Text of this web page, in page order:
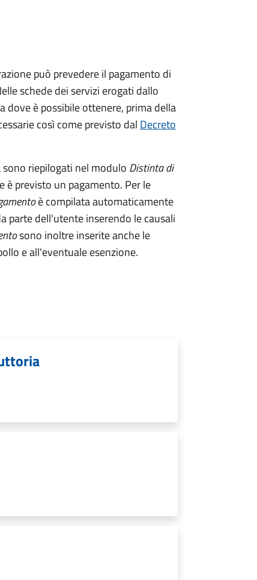
può prevedere il pagamento di
schede dei servizi erogati dallo
dove è possibile ottenere, prima della
così come previsto dal Decreto
riepilogati nel modulo Distinta di
è previsto un pagamento. Per le
è compilata automaticamente
parte dell'utente inserendo le causali
sono inoltre inserite anche le
e all'eventuale esenzione.